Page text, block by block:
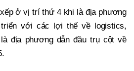
ở vị trí thứ 4 khi là địa phương
với các lợi thế về logistics,
địa phương dẫn đầu trụ cột về